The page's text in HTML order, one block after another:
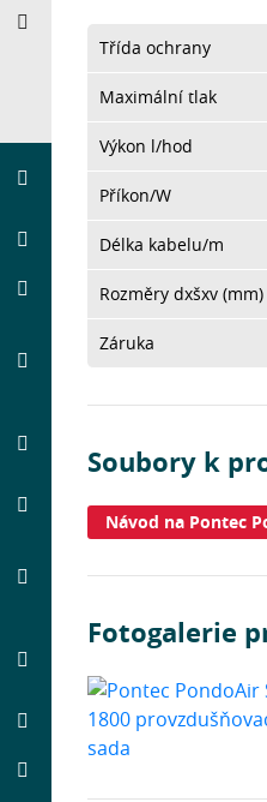
Třída ochrany
Maximální tlak
Výkon l/hod
Příkon/W
Délka kabelu/m
Rozměry dxšxv (mm)
Záruka
Soubory k
Návod na Pontec
Fotogalerie